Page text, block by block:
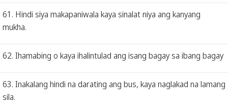
61. Hindi siya makapaniwala kaya sinalat niya ang kanyang
mukha.
62. Ihamabing o kaya ihalintulad ang isang bagay sa ibang bagay
63. Inakalang hindi na darating ang bus, kaya naglakad na lamang
sila.